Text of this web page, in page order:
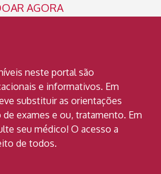
AGORA
neste portal são
e informativos. Em
substituir as orientações
de exames e ou, tratamento. Em
seu médico! O acesso a
de todos.